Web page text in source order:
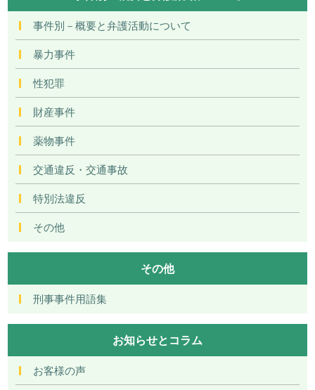
事件別－概要と弁護活動について
暴力事件
性犯罪
財産事件
薬物事件
交通違反・交通事故
特別法違反
その他
その他
刑事事件用語集
お知らせとコラム
お客様の声